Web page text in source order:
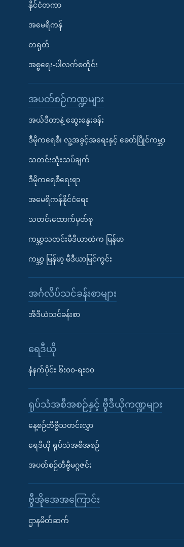
နိုင်ငံတကာ
အမေရိကန်
တရုတ်
အစ္စရေး-ပါလက်စတိုင်း
အပတ်စဉ်ကဏ္ဍများ
အယ်ဒီတာနဲ့ ဆွေးနွေးခန်း
ဒီမိုကရေစီ၊ လူ့အခွင့်အရေးနှင့် ခေတ်ပြိုင်ကမ္ဘာ
သတင်းသုံးသပ်ချက်
ဒီမိုကရေစီရေးရာ
အမေရိကန်နိုင်ငံရေး
သတင်းထောက်မှတ်စု
ကမ္ဘာ့သတင်းမီဒီယာထဲက မြန်မာ
ကမ္ဘာ့ မြန်မာ့ မီဒီယာမြင်ကွင်း
အင်္ဂလိပ်သင်ခန်းစာများ
အီဒီယံသင်ခန်းစာ
ရေဒီယို
နံနက်ပိုင်း ၆း၀၀-ရး၀၀
ရုပ်သံအစီအစဉ်နှင့် ဗွီဒီယိုကဏ္ဍများ
နေ့စဉ်တီဗွီသတင်းလွှာ
ရေဒီယို ရုပ်သံအစီအစဉ်
အပတ်စဉ်တီဗွီမဂ္ဂဇင်း
ဗွီအိုအေအကြောင်း
ဌာနမိတ်ဆက်